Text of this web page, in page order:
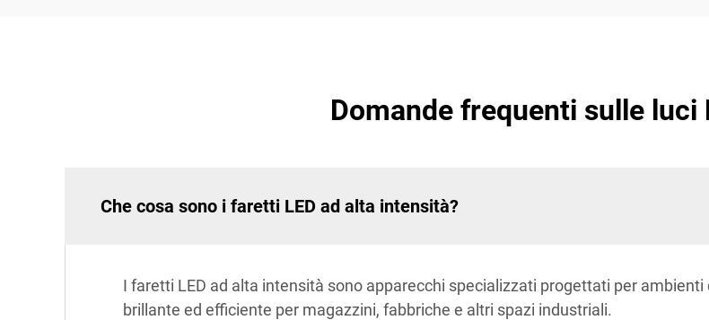
Domande frequenti sulle luci
Che cosa sono i faretti LED ad alta intensità?
I faretti LED ad alta intensità sono apparecchi specializzati progettati per
brillante ed efficiente per magazzini, fabbriche e altri spazi industriali.